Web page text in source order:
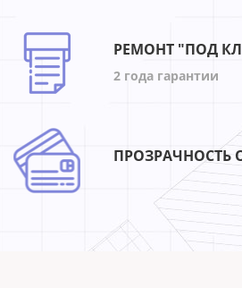
РЕМОНТ "ПОД
2 года гарантии
ПРОЗРАЧНОСТЬ